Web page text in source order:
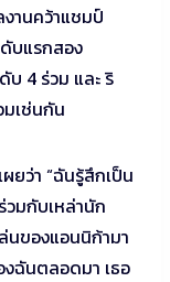
านคว้าแชมป์
บแรกสอง
บ 4 ร่วม และ ริ
เช่นกัน
ยว่า “ฉันรู้สึกเป็น
วมกับเหล่านัก
นของแอนนิก้ามา
งฉันตลอดมา เธอ